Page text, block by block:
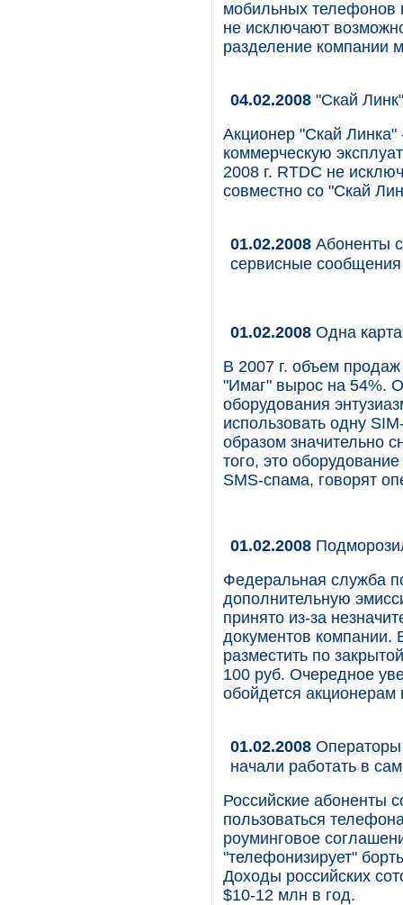
мобильных телефонов
не исключают
разделение компании
04.02.2008 "Скай
Акционер "Скай Линка"
коммерческую
2008 г. RTDC не
совместно со "Скай
01.02.2008 Абоненты
сервисные
01.02.2008 Одна
В 2007 г. объем
"Имаг" вырос на 54%.
оборудования
использовать одну
образом значительно
того, это
SMS-спама, говорят
01.02.2008
Федеральная служба
дополнительную
принято из-за
документов компании.
разместить по
100 руб. Очередное
обойдется
01.02.2008
начали работать в
Российские абоненты
пользоваться
роуминговое
"телефонизирует"
Доходы российских
$10-12 млн в год.